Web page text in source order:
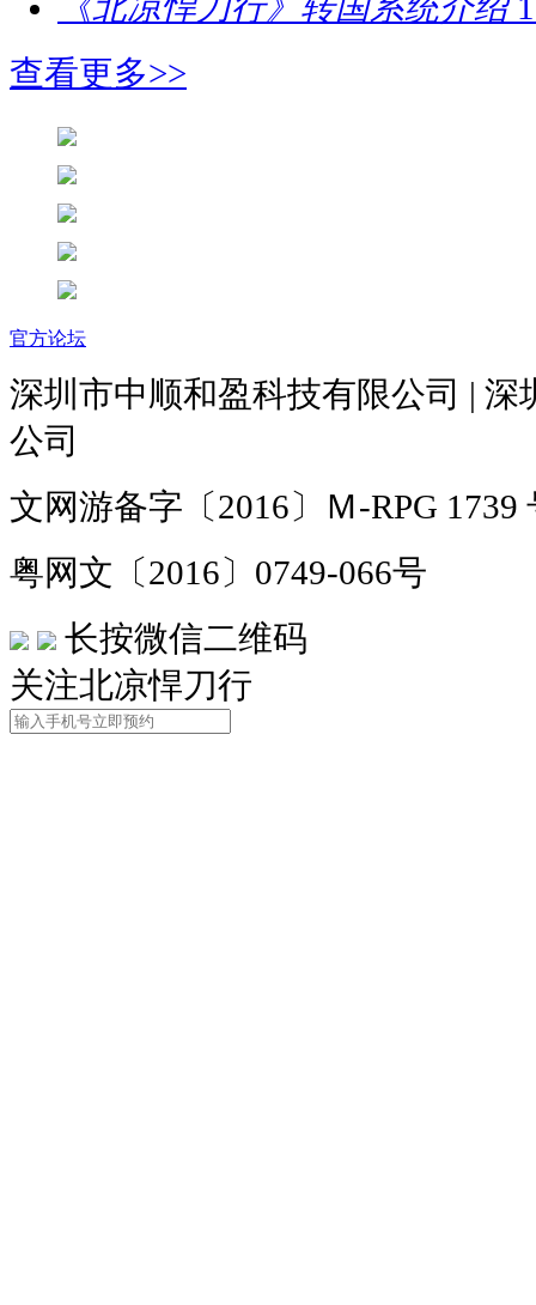
《北凉悍刀行》转国系统介绍
查看更多>>
官方论坛
深圳市中顺和盈科技有限公司 |
公司
文网游备字〔2016〕Ｍ-RPG 1739
粤网文〔2016〕0749-066号
长按微信二维码
关注北凉悍刀行